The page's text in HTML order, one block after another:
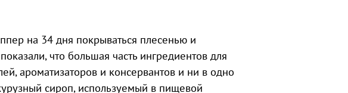
на 34 дня покрываться плесенью и
что большая часть ингредиентов для
ароматизаторов и консервантов и ни в одно
сироп, используемый в пищевой